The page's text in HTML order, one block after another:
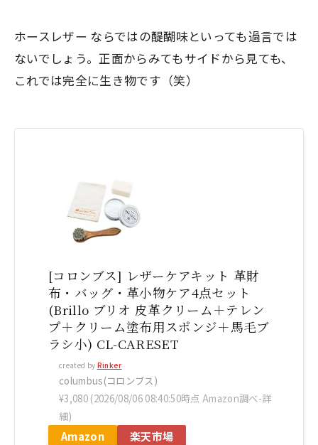
ホースレザー ならではの醍醐味といっても過言では
ないでしょう。正面からみてもサイドから見ても、
これでは完全に生き物です（笑）
[コロンブス] レザーケアキット 革財
布・バッグ・革小物ケア4点セット
(Brillo ブリオ 皮革クリーム＋テレン
プ＋クリーム塗布用スポンジ＋馬毛ブ
ラシ小) CL-CARESET
created by Rinker
columbus(コロンブス)
¥3,080 (2026/08/06 08:40:50時点 Amazon調べ-詳
細)
Amazon 楽天市場